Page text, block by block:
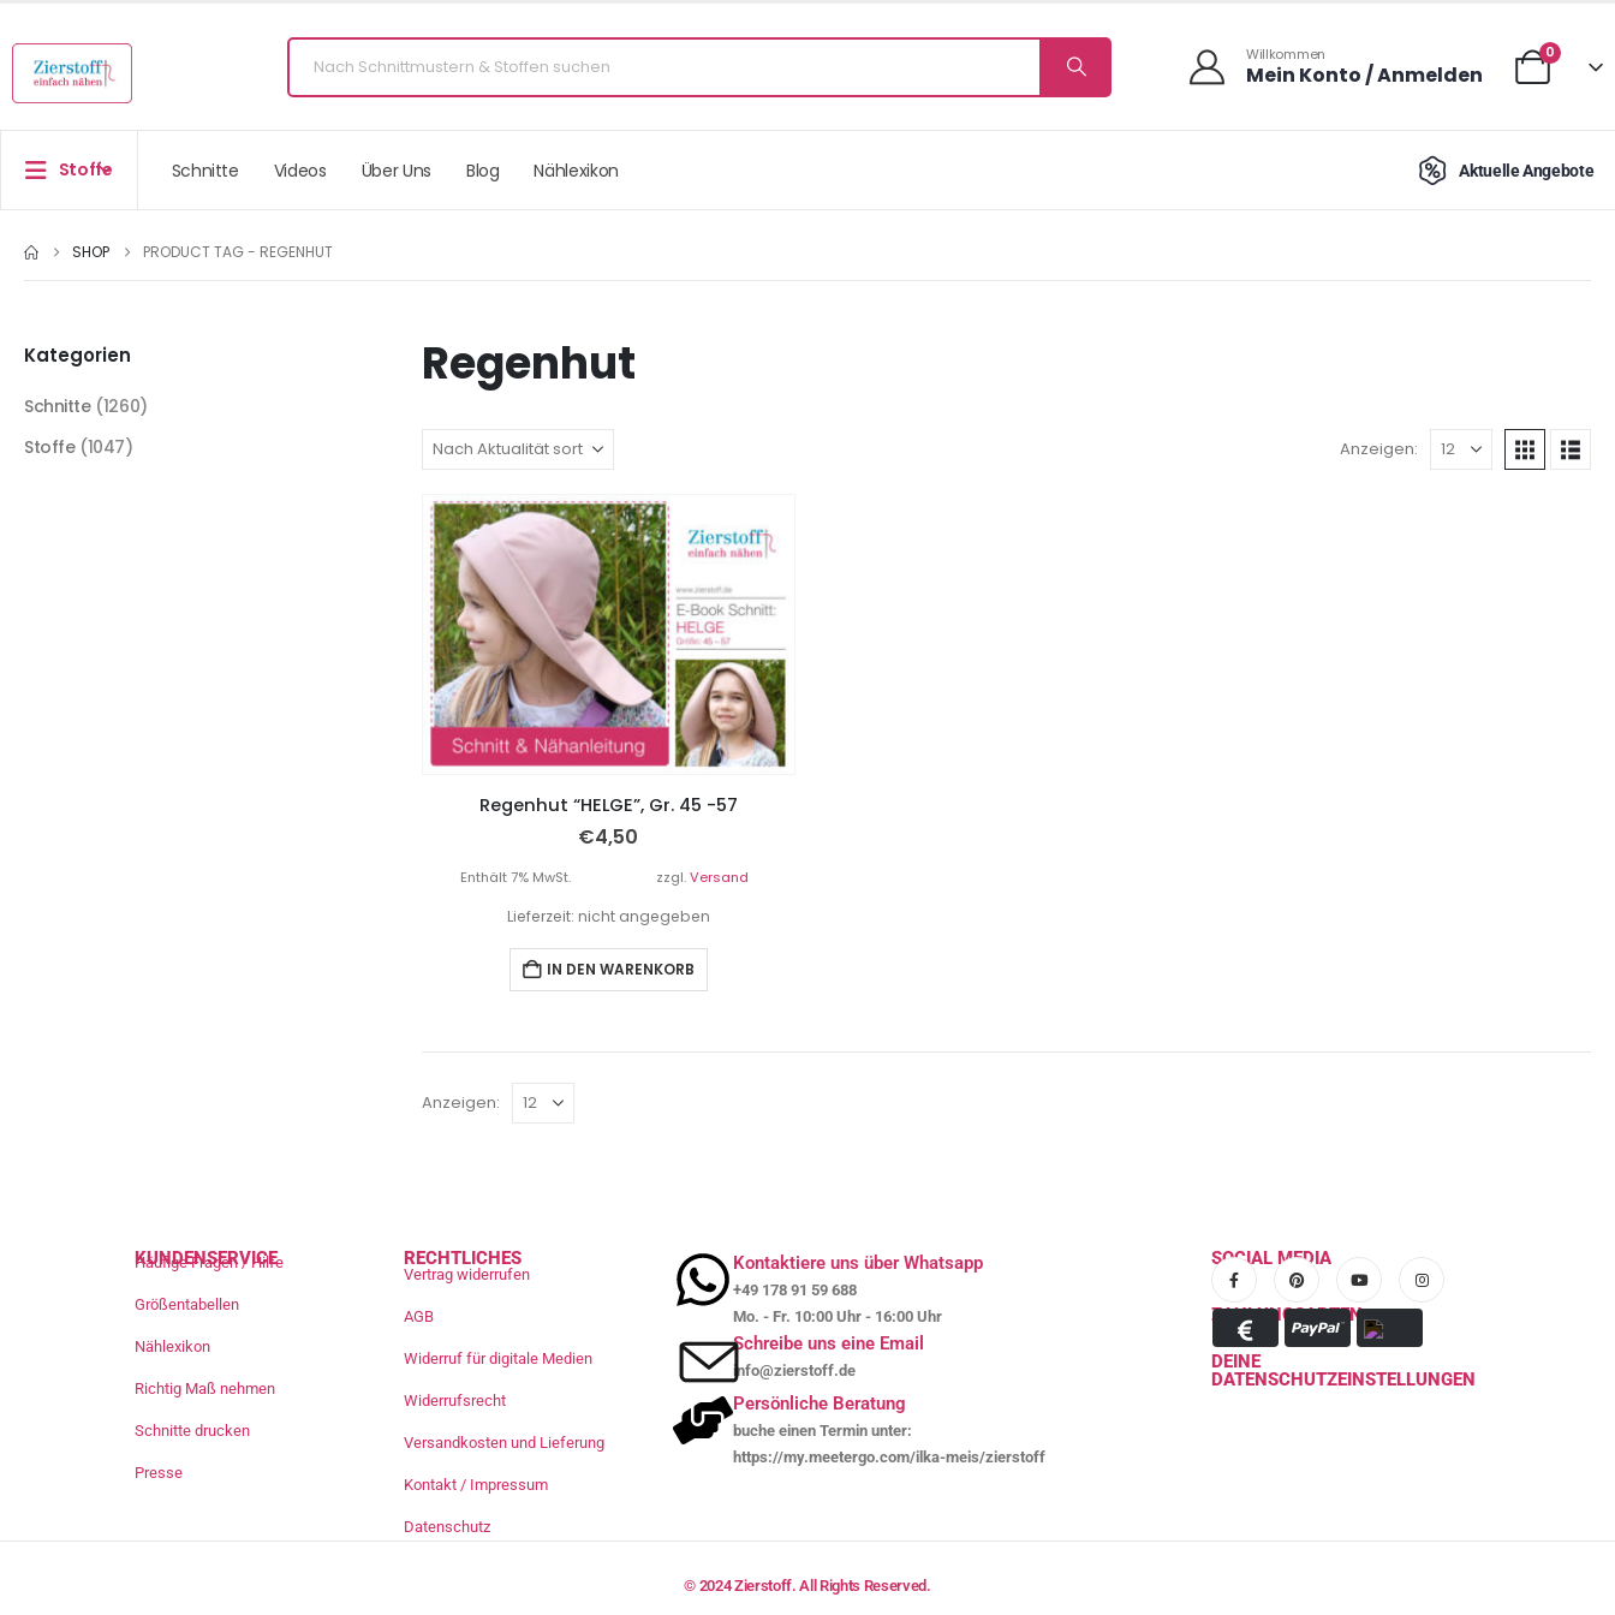
Willkommen
Mein Konto / Anmelden
0
Stoffe Schnitte Videos Über Uns Blog Nählexikon Aktuelle Angebote
SHOP PRODUCT TAG - REGENHUT
Regenhut
Anzeigen:
Regenhut “HELGE”, Gr. 45 -57
€4,50
Enthält 7% MwSt. zzgl.Versand
Lieferzeit: nicht angegeben
IN DEN WARENKORB
Anzeigen:
Kategorien
Schnitte (1260)
Stoffe (1047)
KUNDENSERVICE
Häufige Fragen / Hilfe
Größentabellen
Nählexikon
Richtig Maß nehmen
Schnitte drucken
Presse
RECHTLICHES
Vertrag widerrufen
AGB
Widerruf für digitale Medien
Widerrufsrecht
Versandkosten und Lieferung
Kontakt / Impressum
Datenschutz
Kontaktiere uns über Whatsapp
+49 178 91 59 688
Mo. - Fr. 10:00 Uhr - 16:00 Uhr
Schreibe uns eine Email
info@zierstoff.de
Persönliche Beratung
buche einen Termin unter:
https://my.meetergo.com/ilka-meis/zierstoff
SOCIAL MEDIA
ZAHLUNGSARTEN
DEINE
DATENSCHUTZEINSTELLUNGEN
© 2024 Zierstoff. All Rights Reserved.